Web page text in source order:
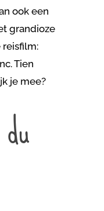
ook een
grandioze
Tien
je mee?